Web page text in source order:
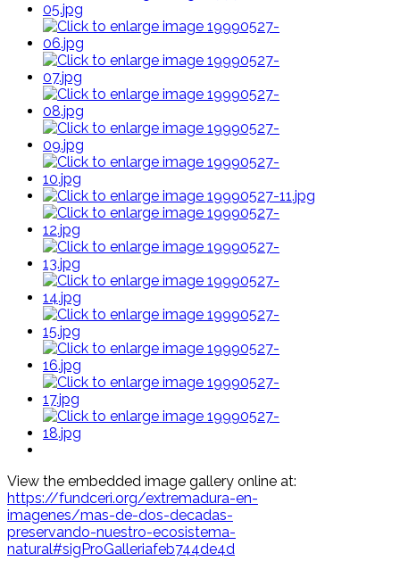
View the embedded image gallery online at:
https://fundceri.org/extremadura-en-
imagenes/mas-de-dos-decadas-
preservando-nuestro-ecosistema-
natural#sigProGalleriafeb744de4d